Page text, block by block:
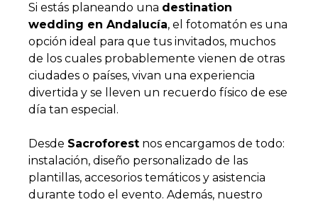
Si estás planeando una destination
wedding en Andalucía, el fotomatón es una
opción ideal para que tus invitados, muchos
de los cuales probablemente vienen de otras
ciudades o países, vivan una experiencia
divertida y se lleven un recuerdo físico de ese
día tan especial.
Desde Sacroforest nos encargamos de todo:
instalación, diseño personalizado de las
plantillas, accesorios temáticos y asistencia
durante todo el evento. Además, nuestro